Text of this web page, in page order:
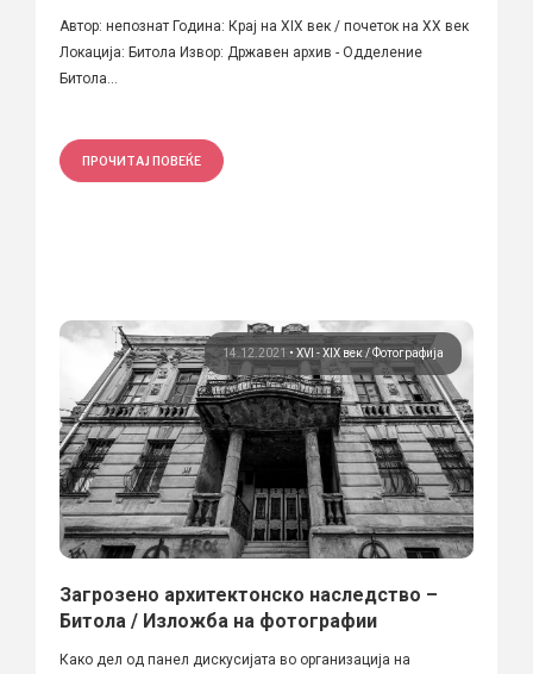
Автор: непознат Година: Крај на XIX век / почеток на XX век
Локација: Битола Извор: Државен архив - Одделение
Битола...
ПРОЧИТАЈ ПОВЕЌЕ
14.12.2021 • XVI - XIX век Фотографија
Загрозено архитектонско наследство –
Битола / Изложба на фотографии
Како дел од панел дискусијата во организација на